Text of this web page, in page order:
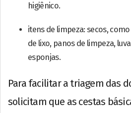
higiênico.
itens de limpeza: secos,
de lixo, panos de limpeza,
esponjas.
Para facilitar a triagem das
solicitam que as cestas